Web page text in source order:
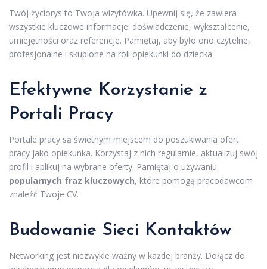
Twój życiorys to Twoja wizytówka. Upewnij się, że zawiera
wszystkie kluczowe informacje: doświadczenie, wykształcenie,
umiejętności oraz referencje. Pamiętaj, aby było ono czytelne,
profesjonalne i skupione na roli opiekunki do dziecka.
Efektywne Korzystanie z
Portali Pracy
Portale pracy są świetnym miejscem do poszukiwania ofert
pracy jako opiekunka. Korzystaj z nich regularnie, aktualizuj swój
profil i aplikuj na wybrane oferty. Pamiętaj o używaniu
popularnych fraz kluczowych, które pomogą pracodawcom
znaleźć Twoje CV.
Budowanie Sieci Kontaktów
Networking jest niezwykle ważny w każdej branży. Dołącz do